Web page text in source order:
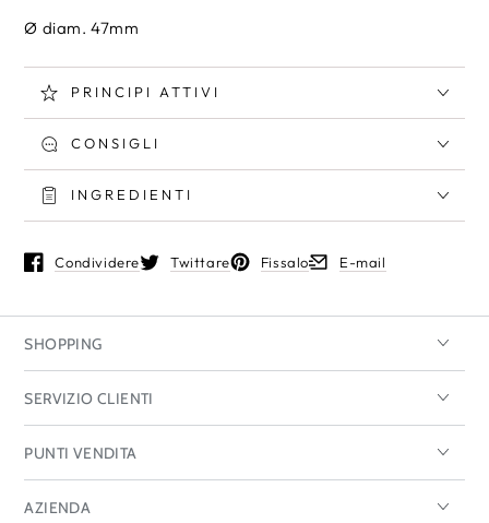
Ø diam. 47mm
PRINCIPI ATTIVI
CONSIGLI
INGREDIENTI
Condividere
Si apre in una nuova finestra.
Twittare
Si apre in una nuova finestra.
Fissalo
Si apre in una nuova finestra.
E-mail
Si apre in una nuova
SHOPPING
SERVIZIO CLIENTI
PUNTI VENDITA
AZIENDA